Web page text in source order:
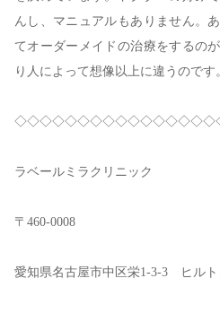
んし、マニュアルもありません。
てオーダーメイドの治療をするの
り人によって想像以上に違うのです
ラベールミラクリニック
〒460-0008
愛知県名古屋市中区栄1-3-3 ヒルト